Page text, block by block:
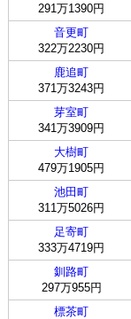
291万1390円
音更町
322万2230円
鹿追町
371万3243円
芽室町
341万3909円
大樹町
479万1905円
池田町
311万5026円
足寄町
333万4719円
釧路町
297万955円
標茶町